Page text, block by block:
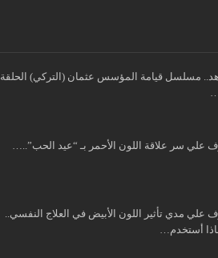
مسلسل قيامة المؤسس عثمان (التركي) الحلقة
علي سر علاقة اللون الأحمر بـ “عيد الحب”..…
علي مدي تأثير اللون الأبيض في العلاج النفسي..
أستخدم…